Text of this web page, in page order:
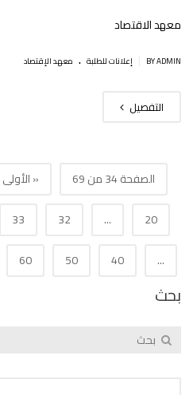
معهد الاقتصاد
BY ADMIN إعلانات للطلبة . معهد الإقتصاد
التفصيل
الصفحة 34 من 69 « الأولى
20
...
32
33
...
40
50
60
بحث